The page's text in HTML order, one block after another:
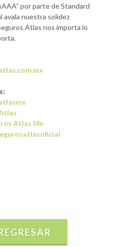
por parte de Standard
avala nuestra solidez
Atlas nos importa lo
Atlas Mx